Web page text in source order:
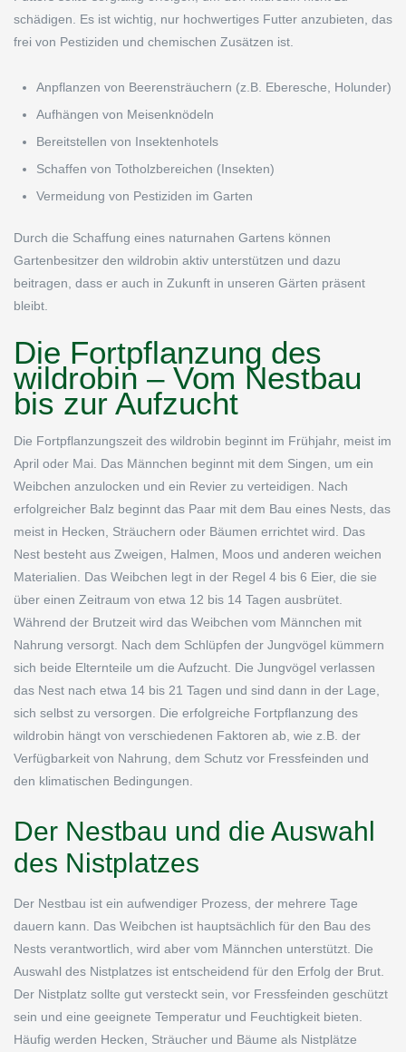
schädigen. Es ist wichtig, nur hochwertiges Futter anzubieten, das
frei von Pestiziden und chemischen Zusätzen ist.
Anpflanzen von Beerensträuchern (z.B. Eberesche, Holunder)
Aufhängen von Meisenknödeln
Bereitstellen von Insektenhotels
Schaffen von Totholzbereichen (Insekten)
Vermeidung von Pestiziden im Garten
Durch die Schaffung eines naturnahen Gartens können
Gartenbesitzer den wildrobin aktiv unterstützen und dazu
beitragen, dass er auch in Zukunft in unseren Gärten präsent
bleibt.
Die Fortpflanzung des
wildrobin – Vom Nestbau
bis zur Aufzucht
Die Fortpflanzungszeit des wildrobin beginnt im Frühjahr, meist im
April oder Mai. Das Männchen beginnt mit dem Singen, um ein
Weibchen anzulocken und ein Revier zu verteidigen. Nach
erfolgreicher Balz beginnt das Paar mit dem Bau eines Nests, das
meist in Hecken, Sträuchern oder Bäumen errichtet wird. Das
Nest besteht aus Zweigen, Halmen, Moos und anderen weichen
Materialien. Das Weibchen legt in der Regel 4 bis 6 Eier, die sie
über einen Zeitraum von etwa 12 bis 14 Tagen ausbrütet.
Während der Brutzeit wird das Weibchen vom Männchen mit
Nahrung versorgt. Nach dem Schlüpfen der Jungvögel kümmern
sich beide Elternteile um die Aufzucht. Die Jungvögel verlassen
das Nest nach etwa 14 bis 21 Tagen und sind dann in der Lage,
sich selbst zu versorgen. Die erfolgreiche Fortpflanzung des
wildrobin hängt von verschiedenen Faktoren ab, wie z.B. der
Verfügbarkeit von Nahrung, dem Schutz vor Fressfeinden und
den klimatischen Bedingungen.
Der Nestbau und die Auswahl
des Nistplatzes
Der Nestbau ist ein aufwendiger Prozess, der mehrere Tage
dauern kann. Das Weibchen ist hauptsächlich für den Bau des
Nests verantwortlich, wird aber vom Männchen unterstützt. Die
Auswahl des Nistplatzes ist entscheidend für den Erfolg der Brut.
Der Nistplatz sollte gut versteckt sein, vor Fressfeinden geschützt
sein und eine geeignete Temperatur und Feuchtigkeit bieten.
Häufig werden Hecken, Sträucher und Bäume als Nistplätze